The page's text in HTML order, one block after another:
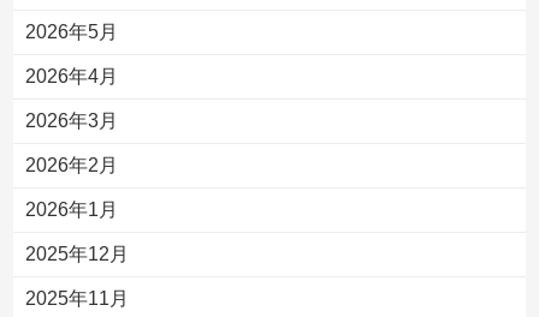
2026年5月
2026年4月
2026年3月
2026年2月
2026年1月
2025年12月
2025年11月